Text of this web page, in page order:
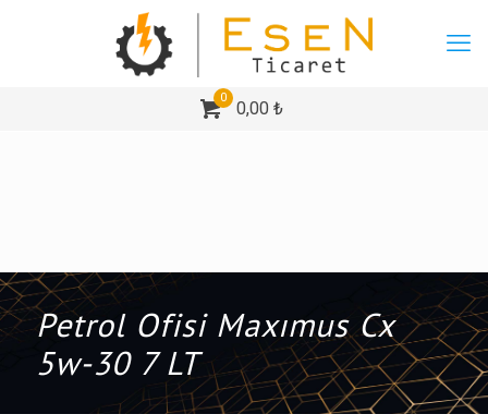
0
0,00 ₺
Petrol Ofisi Maxımus Cx
5w-30 7 LT